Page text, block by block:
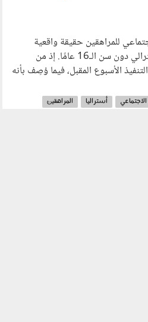
للمراهقين حقيقة واقعية
بالنسبة لأكثر من 20 مليون أسترالي دون سن الـ16 عامًا. إذ من
الأسبوع المقبل، فيما وُصِف بأنه
أستراليا المراهقين